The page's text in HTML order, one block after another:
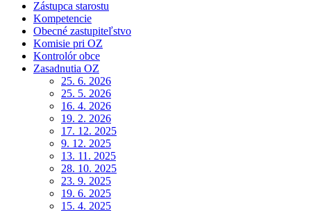
Zástupca starostu
Kompetencie
Obecné zastupiteľstvo
Komisie pri OZ
Kontrolór obce
Zasadnutia OZ
25. 6. 2026
25. 5. 2026
16. 4. 2026
19. 2. 2026
17. 12. 2025
9. 12. 2025
13. 11. 2025
28. 10. 2025
23. 9. 2025
19. 6. 2025
15. 4. 2025